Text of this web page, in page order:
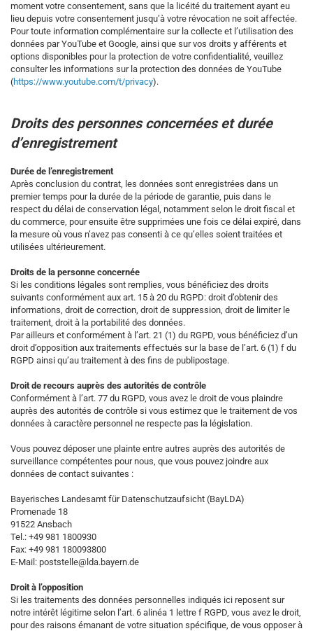
moment votre consentement, sans que la licéité du traitement ayant eu
lieu depuis votre consentement jusqu’à votre révocation ne soit affectée.
Pour toute information complémentaire sur la collecte et l’utilisation des
données par YouTube et Google, ainsi que sur vos droits y afférents et
options disponibles pour la protection de votre confidentialité, veuillez
consulter les informations sur la protection des données de YouTube
(https://www.youtube.com/t/privacy).
Droits des personnes concernées et durée
d’enregistrement
Durée de l’enregistrement
Après conclusion du contrat, les données sont enregistrées dans un
premier temps pour la durée de la période de garantie, puis dans le
respect du délai de conservation légal, notamment selon le droit fiscal et
du commerce, pour ensuite être supprimées une fois ce délai expiré, dans
la mesure où vous n’avez pas consenti à ce qu’elles soient traitées et
utilisées ultérieurement.
Droits de la personne concernée
Si les conditions légales sont remplies, vous bénéficiez des droits
suivants conformément aux art. 15 à 20 du RGPD: droit d’obtenir des
informations, droit de correction, droit de suppression, droit de limiter le
traitement, droit à la portabilité des données.
Par ailleurs et conformément à l’art. 21 (1) du RGPD, vous bénéficiez d’un
droit d’opposition aux traitements effectués sur la base de l’art. 6 (1) f du
RGPD ainsi qu’au traitement à des fins de publipostage.
Droit de recours auprès des autorités de contrôle
Conformément à l’art. 77 du RGPD, vous avez le droit de vous plaindre
auprès des autorités de contrôle si vous estimez que le traitement de vos
données à caractère personnel ne respecte pas la législation.
Vous pouvez déposer une plainte entre autres auprès des autorités de
surveillance compétentes pour nous, que vous pouvez joindre aux
données de contact suivantes :
Bayerisches Landesamt für Datenschutzaufsicht (BayLDA)
Promenade 18
91522 Ansbach
Tel.: +49 981 1800930
Fax: +49 981 180093800
E-Mail: poststelle@lda.bayern.de
Droit à l’opposition
Si les traitements des données personnelles indiqués ici reposent sur
notre intérêt légitime selon l’art. 6 alinéa 1 lettre f RGPD, vous avez le droit,
pour des raisons émanant de votre situation spécifique, de vous opposer à